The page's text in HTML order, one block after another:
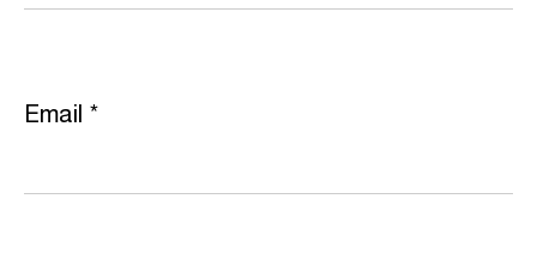
Email *